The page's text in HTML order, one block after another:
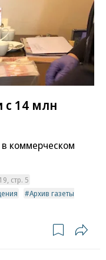
14 млн
коммерческом
стр. 5
Архив газеты